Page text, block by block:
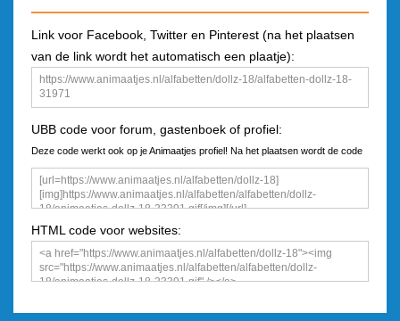
Link voor Facebook, Twitter en Pinterest (na het plaatsen
van de link wordt het automatisch een plaatje):
UBB code voor forum, gastenboek of profiel:
Deze code werkt ook op je Animaatjes profiel! Na het plaatsen wordt de code
een plaatje
HTML code voor websites: